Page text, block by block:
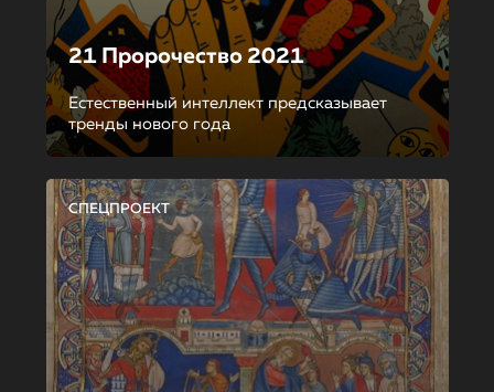
21 Пророчество 2021
Естественный интеллект предсказывает
тренды нового года
СПЕЦПРОЕКТ